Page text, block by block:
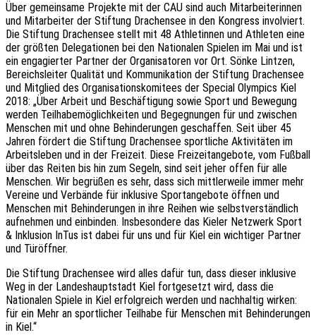
Über gemeinsame Projekte mit der CAU sind auch Mitarbeiterinnen
und Mitarbeiter der Stiftung Drachensee in den Kongress involviert.
Die Stiftung Drachensee stellt mit 48 Athletinnen und Athleten eine
der größten Delegationen bei den Nationalen Spielen im Mai und ist
ein engagierter Partner der Organisatoren vor Ort. Sönke Lintzen,
Bereichsleiter Qualität und Kommunikation der Stiftung Drachensee
und Mitglied des Organisationskomitees der Special Olympics Kiel
2018: „Über Arbeit und Beschäftigung sowie Sport und Bewegung
werden Teilhabemöglichkeiten und Begegnungen für und zwischen
Menschen mit und ohne Behinderungen geschaffen. Seit über 45
Jahren fördert die Stiftung Drachensee sportliche Aktivitäten im
Arbeitsleben und in der Freizeit. Diese Freizeitangebote, vom Fußball
über das Reiten bis hin zum Segeln, sind seit jeher offen für alle
Menschen. Wir begrüßen es sehr, dass sich mittlerweile immer mehr
Vereine und Verbände für inklusive Sportangebote öffnen und
Menschen mit Behinderungen in ihre Reihen wie selbstverständlich
aufnehmen und einbinden. Insbesondere das Kieler Netzwerk Sport
& Inklusion InTus ist dabei für uns und für Kiel ein wichtiger Partner
und Türöffner.
Die Stiftung Drachensee wird alles dafür tun, dass dieser inklusive
Weg in der Landeshauptstadt Kiel fortgesetzt wird, dass die
Nationalen Spiele in Kiel erfolgreich werden und nachhaltig wirken:
für ein Mehr an sportlicher Teilhabe für Menschen mit Behinderungen
in Kiel.“